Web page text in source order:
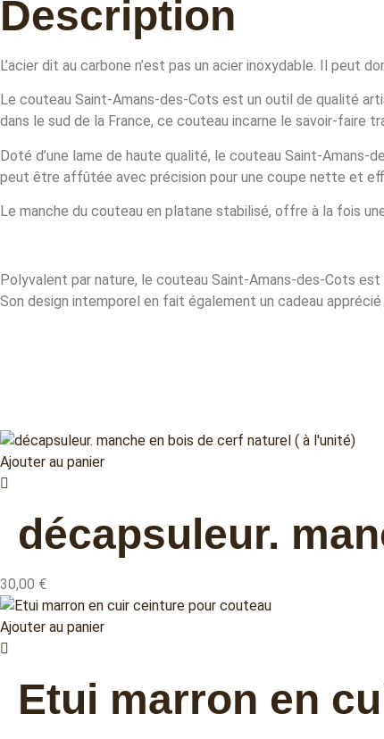
Description
L’acier dit au carbone n’est pas un acier inoxydable. Il peut
Le couteau Saint-Amans-des-Cots est un outil de qualité
dans le sud de la France, ce couteau incarne le savoir-faire
Doté d’une lame de haute qualité, le couteau Saint-
peut être affûtée avec précision pour une coupe nette et
Le manche du couteau en platane stabilisé, offre à la fois
Polyvalent par nature, le couteau Saint-Amans-des-Cots
Son design intemporel en fait également un cadeau
Ajouter au panier
décapsuleur.
30,00 €
Ajouter au panier
Etui marron en